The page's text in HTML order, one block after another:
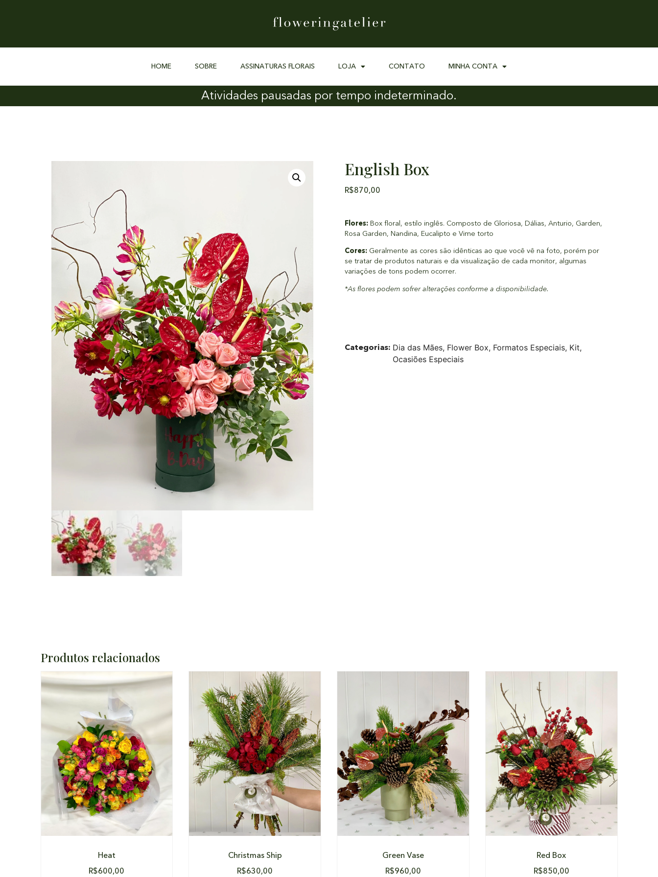
HOME SOBRE ASSINATURAS FLORAIS LOJA CONTATO MINHA CONTA
Atividades pausadas por tempo indeterminado.
English Box
R$870,00
Flores: Box floral, estilo inglês. Composto de Gloriosa, Dálias, Anturio, Garden,
Rosa Garden, Nandina, Eucalipto e Vime torto
Cores: Geralmente as cores são idênticas ao que você vê na foto, porém por
se tratar de produtos naturais e da visualização de cada monitor, algumas
variações de tons podem ocorrer.
*As flores podem sofrer alterações conforme a disponibilidade.
Categorias: Dia das Mães, Flower Box, Formatos Especiais, Kit,
Ocasiões Especiais
Produtos relacionados
DETALHES
Heat
R$600,00
DETALHES
Christmas Ship
R$630,00
DETALHES
Green Vase
R$960,00
DETALHES
Red Box
R$850,00